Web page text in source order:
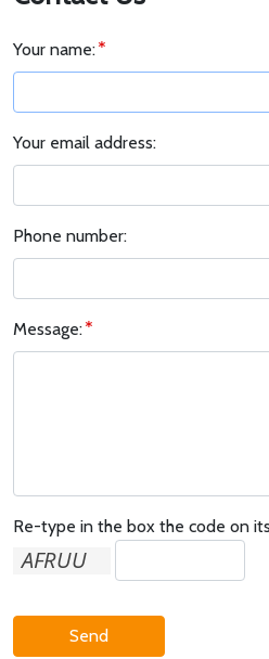
Your name:
Your email address:
Phone number:
Message:
Re-type in the box the code on
Send